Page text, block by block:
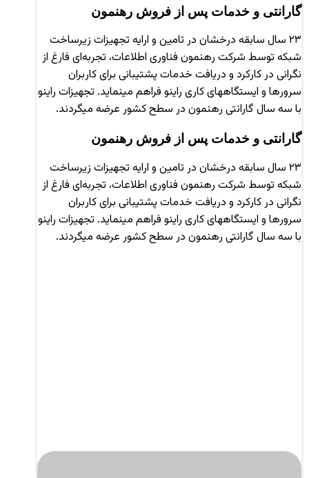
گارانتی و خدمات پس از فروش رهنمون
۲۳ سال سابقه درخشان در تامین و ارایه تجهیزات زیرساخت
شبکه توسط شرکت رهنمون فناوری اطلاعات، تجربه‌ای فارغ از
نگرانی در کارکرد و دریافت خدمات پشتیبانی برای کاربران
سرورها و ایستگاههای کاری راینو فراهم مینماید. تجهیزات راینو
با سه سال گارانتی رهنمون در سطح کشور عرضه میگردند.
گارانتی و خدمات پس از فروش رهنمون
۲۳ سال سابقه درخشان در تامین و ارایه تجهیزات زیرساخت
شبکه توسط شرکت رهنمون فناوری اطلاعات، تجربه‌ای فارغ از
نگرانی در کارکرد و دریافت خدمات پشتیبانی برای کاربران
سرورها و ایستگاههای کاری راینو فراهم مینماید. تجهیزات راینو
با سه سال گارانتی رهنمون در سطح کشور عرضه میگردند.